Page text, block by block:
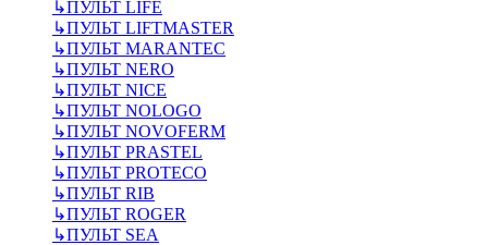
↳ПУЛЬТ LIFE
↳ПУЛЬТ LIFTMASTER
↳ПУЛЬТ MARANTEC
↳ПУЛЬТ NERO
↳ПУЛЬТ NICE
↳ПУЛЬТ NOLOGO
↳ПУЛЬТ NOVOFERM
↳ПУЛЬТ PRASTEL
↳ПУЛЬТ PROTECO
↳ПУЛЬТ RIB
↳ПУЛЬТ ROGER
↳ПУЛЬТ SEA